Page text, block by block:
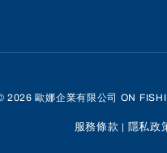
2026 歐娜企業有限公司 ON
服務條款 | 隱私政